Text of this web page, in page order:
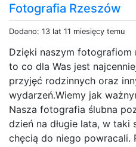
Fotografia Rzeszów
Dodano: 13 lat 11 miesięcy temu
Dzięki naszym fotografiom
to co dla Was jest
przyjęć rodzinnych oraz
wydarzeń.Wiemy jak
Nasza fotografia ślubna
dzień na długie lata, w
chęcią do niego powracali.